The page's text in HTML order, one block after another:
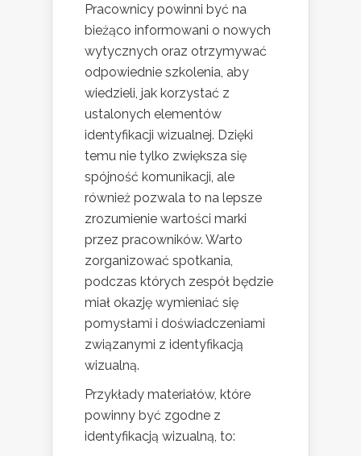
Pracownicy powinni być na
bieżąco informowani o nowych
wytycznych oraz otrzymywać
odpowiednie szkolenia, aby
wiedzieli, jak korzystać z
ustalonych elementów
identyfikacji wizualnej. Dzięki
temu nie tylko zwiększa się
spójność komunikacji, ale
również pozwala to na lepsze
zrozumienie wartości marki
przez pracowników. Warto
zorganizować spotkania,
podczas których zespół będzie
miał okazję wymieniać się
pomysłami i doświadczeniami
związanymi z identyfikacją
wizualną.
Przykłady materiałów, które
powinny być zgodne z
identyfikacją wizualną, to: